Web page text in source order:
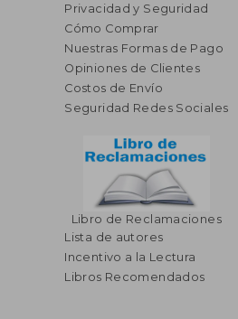
Privacidad y Seguridad
Cómo Comprar
Nuestras Formas de Pago
Opiniones de Clientes
Costos de Envío
Seguridad Redes Sociales
Libro de Reclamaciones
Lista de autores
Incentivo a la Lectura
Libros Recomendados